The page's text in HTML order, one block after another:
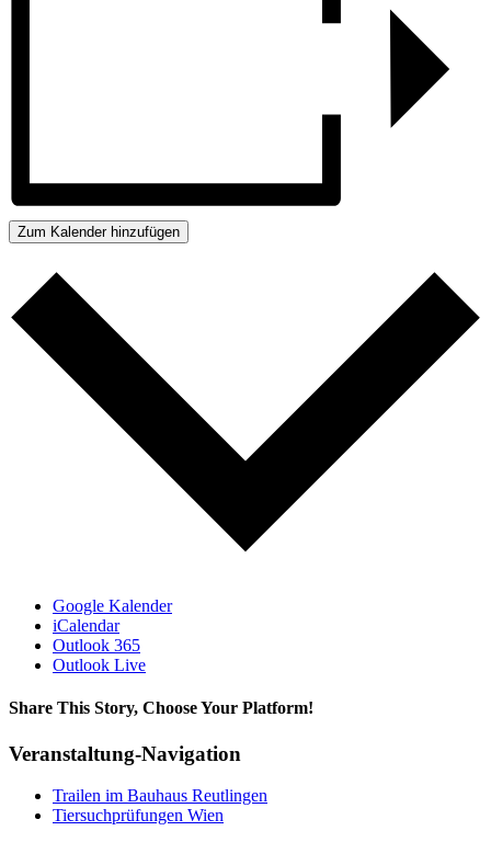
Zum Kalender hinzufügen
Google Kalender
iCalendar
Outlook 365
Outlook Live
Share This Story, Choose Your Platform!
Facebook
Twitter
Reddit
LinkedIn
Tumblr
Pinterest
Vk
E-
Veranstaltung-Navigation
Trailen im Bauhaus Reutlingen
Tiersuchprüfungen Wien